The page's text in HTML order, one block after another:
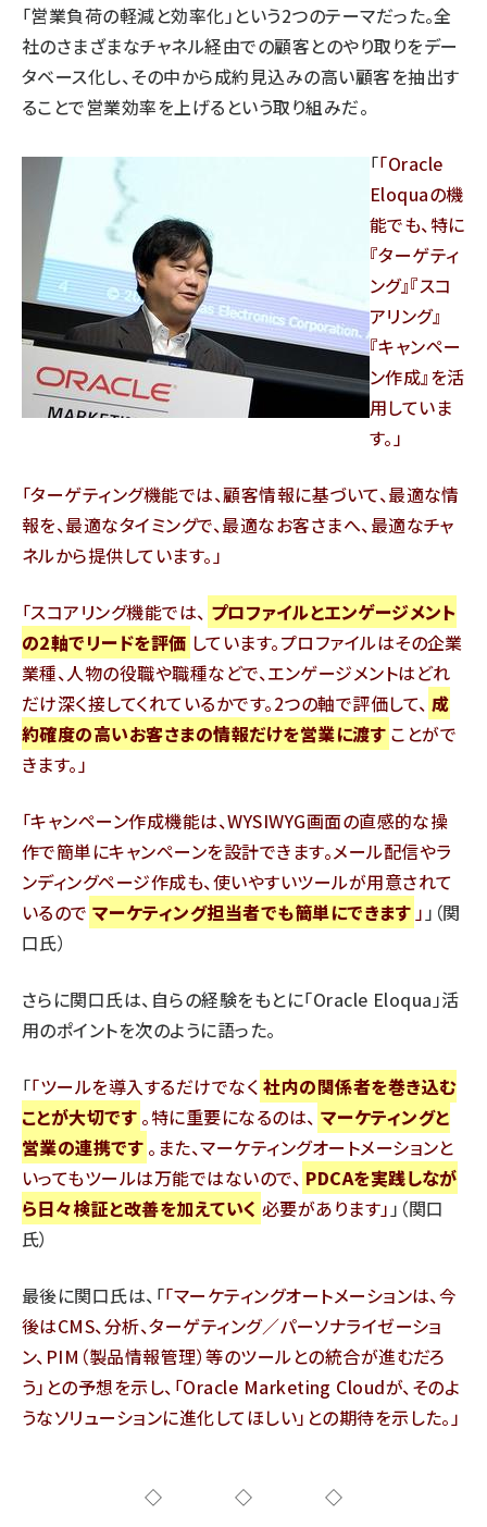
「営業負荷の軽減と効率化」という2つのテーマだった。全
社のさまざまなチャネル経由での顧客とのやり取りをデー
タベース化し、その中から成約見込みの高い顧客を抽出す
ることで営業効率を上げるという取り組みだ。
「 Oracle
Eloquaの機
能でも、特に
『ターゲティ
ング』『スコ
アリング』
『キャンペー
ン作成』を活
用していま
す。
ターゲティング機能では、顧客情報に基づいて、最適な情
報を、最適なタイミングで、最適なお客さまへ、最適なチャ
ネルから提供しています。
スコアリング機能では、 プロファイルとエンゲージメント
の2軸でリードを評価 しています。プロファイルはその企業
業種、人物の役職や職種などで、エンゲージメントはどれ
だけ深く接してくれているかです。2つの軸で評価して、 成
約確度の高いお客さまの情報だけを営業に渡す ことがで
きます。
キャンペーン作成機能は、WYSIWYG画面の直感的な操
作で簡単にキャンペーンを設計できます。メール配信やラ
ンディングページ作成も、使いやすいツールが用意されて
いるので マーケティング担当者でも簡単にできます
」（関
口氏）
さらに関口氏は、自らの経験をもとに「Oracle Eloqua」活
用のポイントを次のように語った。
「 ツールを導入するだけでなく 社内の関係者を巻き込む
ことが大切です 。特に重要になるのは、 マーケティングと
営業の連携です 。また、マーケティングオートメーションと
いってもツールは万能ではないので、 PDCAを実践しなが
ら日々検証と改善を加えていく 必要があります 」（関口
氏）
最後に関口氏は、「 マーケティングオートメーションは、今
後はCMS、分析、ターゲティング／パーソナライゼーショ
ン、PIM（製品情報管理）等のツールとの統合が進むだろ
う」との予想を示し、「Oracle Marketing Cloudが、そのよ
うなソリューションに進化してほしい」との期待を示した。
◇◇◇